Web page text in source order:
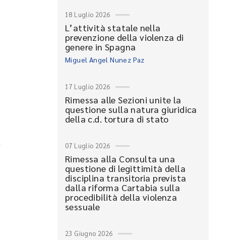
18 Luglio 2026
L’attività statale nella
prevenzione della violenza di
genere in Spagna
Miguel Angel Nunez Paz
17 Luglio 2026
Rimessa alle Sezioni unite la
questione sulla natura giuridica
della c.d. tortura di stato
07 Luglio 2026
Rimessa alla Consulta una
questione di legittimità della
disciplina transitoria prevista
dalla riforma Cartabia sulla
procedibilità della violenza
sessuale
23 Giugno 2026